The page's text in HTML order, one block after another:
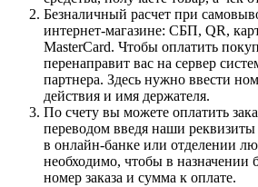
Безналичный расчет при
интернет-магазине: СБП, QR,
MasterCard. Чтобы оплатить
перенаправит вас на сервер
партнера. Здесь нужно ввести
действия и имя держателя.
По счету вы можете оплатить
переводом введя наши
в онлайн-банке или отделении
необходимо, чтобы в назначении
номер заказа и сумма к оплате.